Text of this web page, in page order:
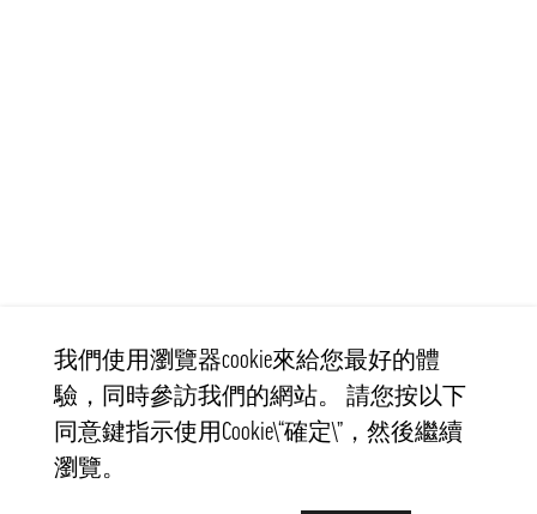
我們使用瀏覽器cookie來給您最好的體
驗，同時參訪我們的網站。 請您按以下
同意鍵指示使用Cookie\“確定\”，然後繼續
瀏覽。